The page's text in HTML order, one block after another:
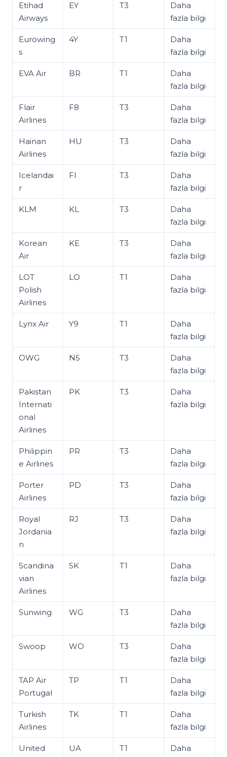
Etihad
Airways
EY T3
Daha
fazla bilgi
Eurowing
s
4Y T1
Daha
fazla bilgi
EVA Air BR T1
Daha
fazla bilgi
Flair
Airlines
F8 T3
Daha
fazla bilgi
Hainan
Airlines
HU T3
Daha
fazla bilgi
Icelandai
r
FI T3
Daha
fazla bilgi
KLM KL T3
Daha
fazla bilgi
Korean
Air
KE T3
Daha
fazla bilgi
LOT
Polish
Airlines
LO T1
Daha
fazla bilgi
Lynx Air Y9 T1
Daha
fazla bilgi
OWG N5 T3
Daha
fazla bilgi
Pakistan
Internati
onal
Airlines
PK T3
Daha
fazla bilgi
Philippin
e Airlines
PR T3
Daha
fazla bilgi
Porter
Airlines
PD T3
Daha
fazla bilgi
Royal
Jordania
n
RJ T3
Daha
fazla bilgi
Scandina
vian
Airlines
SK T1
Daha
fazla bilgi
Sunwing WG T3
Daha
fazla bilgi
Swoop WO T3
Daha
fazla bilgi
TAP Air
Portugal
TP T1
Daha
fazla bilgi
Turkish
Airlines
TK T1
Daha
fazla bilgi
United
UA T1
Daha